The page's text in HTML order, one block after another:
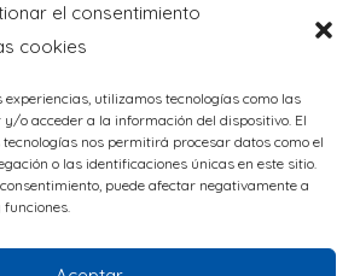
el consentimiento
cookies
experiencias, utilizamos tecnologías como las
o acceder a la información del dispositivo. El
nos permitirá procesar datos como el
o las identificaciones únicas en este sitio.
puede afectar negativamente a
LOS DERECHOS RESERVADOS
@Copyright 2020
Powered by: